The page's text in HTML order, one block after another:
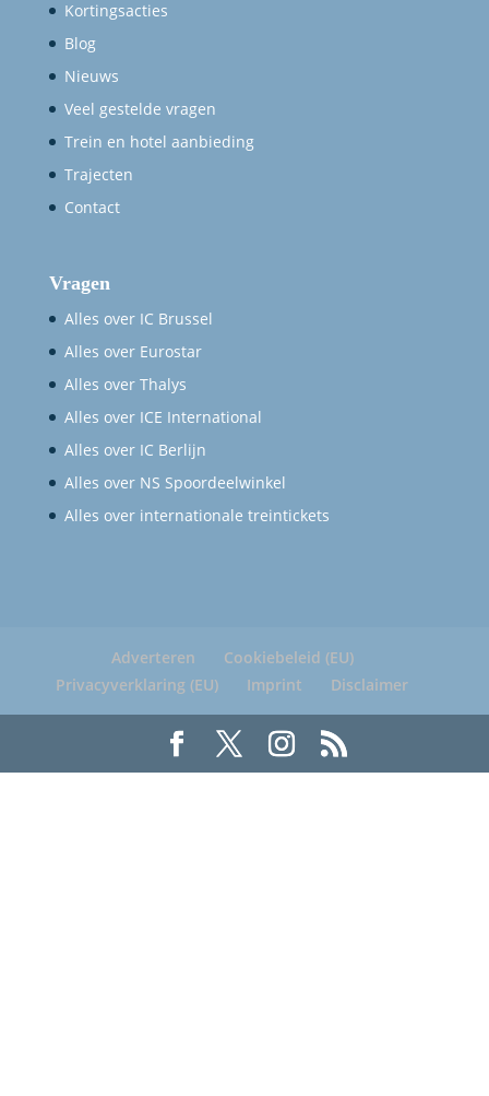
Kortingsacties
Blog
Nieuws
Veel gestelde vragen
Trein en hotel aanbieding
Trajecten
Contact
Vragen
Alles over IC Brussel
Alles over Eurostar
Alles over Thalys
Alles over ICE International
Alles over IC Berlijn
Alles over NS Spoordeelwinkel
Alles over internationale treintickets
Adverteren
Cookiebeleid (EU)
Privacyverklaring (EU)
Imprint Disclaimer